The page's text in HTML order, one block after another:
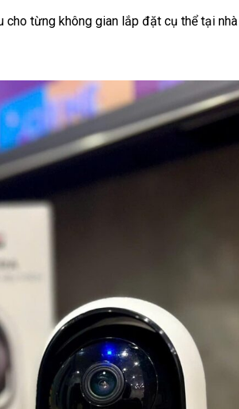
từng không gian lắp đặt cụ thể tại